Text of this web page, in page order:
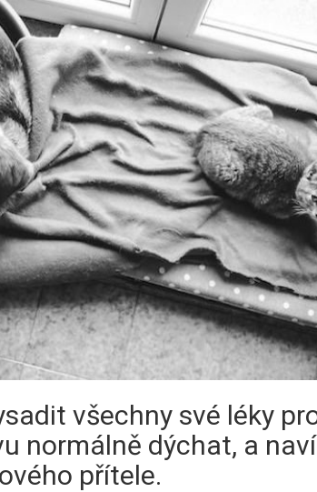
všechny své léky
normálně dýchat, a
přítele.